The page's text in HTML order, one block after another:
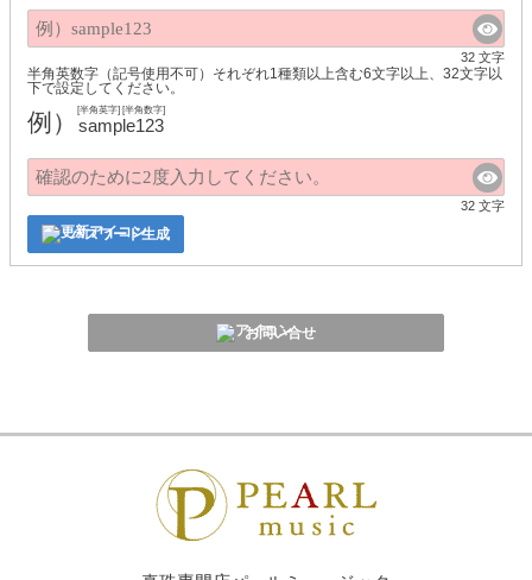
32 文字
半角英数字（記号使用不可）それぞれ1種類以上含む6文字以上、32文字以
下で設定してください。
例） sample123
[半角英字] [半角数字]
32 文字
パスワード生成
お問い合せ